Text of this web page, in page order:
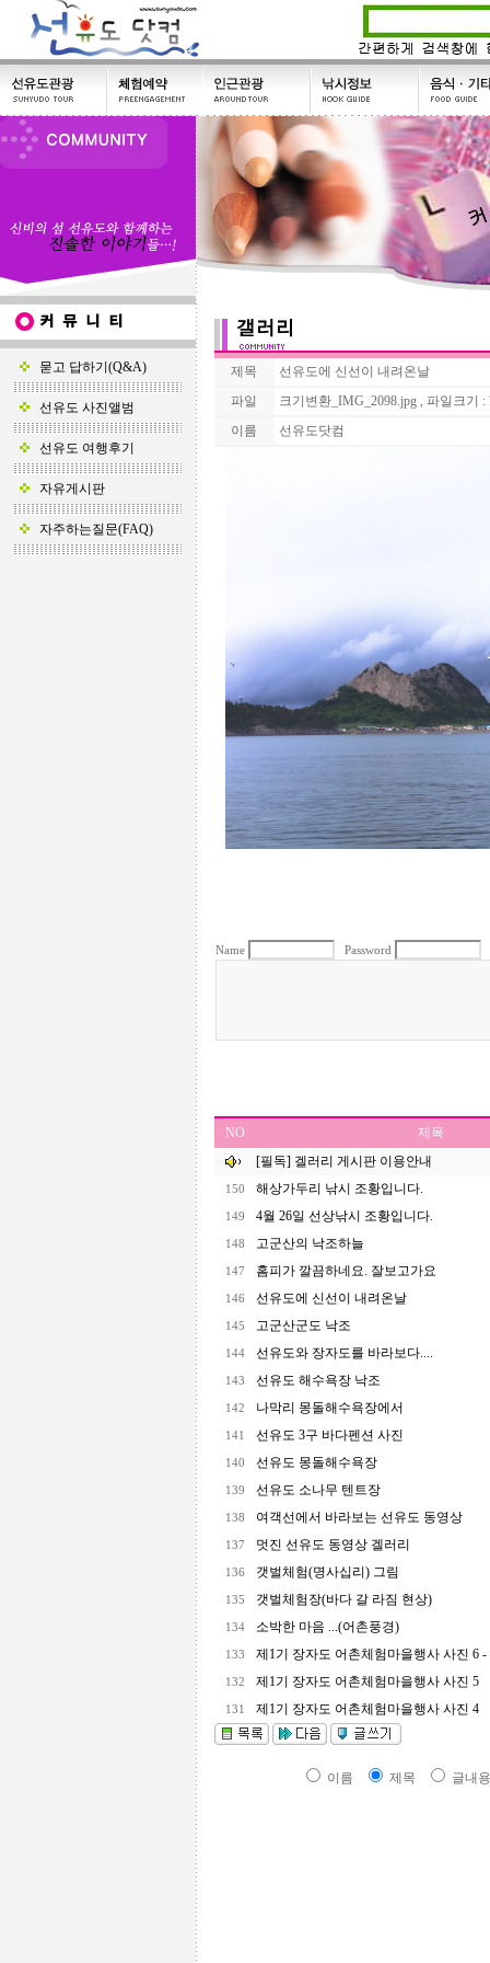
묻고 답하기(Q&A)
선유도 사진앨범
선유도 여행후기
자유게시판
자주하는질문(FAQ)
제목
선유도에 신선이 내려온날
파일
크기변환_IMG_2098.jpg , 파일크기 :
이름
선유도닷컴
Name Password
NO
제목
[필독] 겔러리 게시판 이용안내
150 해상가두리 낚시 조황입니다.
149 4월 26일 선상낚시 조황입니다.
148 고군산의 낙조하늘
147 홈피가 깔끔하네요. 잘보고가요
146 선유도에 신선이 내려온날
145 고군산군도 낙조
144 선유도와 장자도를 바라보다....
143 선유도 해수욕장 낙조
142 나막리 몽돌해수욕장에서
141 선유도 3구 바다펜션 사진
140 선유도 몽돌해수욕장
139 선유도 소나무 텐트장
138 여객선에서 바라보는 선유도 동영상
137 멋진 선유도 동영상 겔러리
136 갯벌체험(명사십리) 그림
135 갯벌체험장(바다 갈 라짐 현상)
134 소박한 마음 ...(어촌풍경)
133 제1기 장자도 어촌체험마을행사 사진 6
132 제1기 장자도 어촌체험마을행사 사진 5
131 제1기 장자도 어촌체험마을행사 사진 4
이름 제목 글